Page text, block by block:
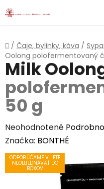
Prejsť
na
Domov
/ Čaje, bylinky, káva /
Oolong polofermentovaný
Milk
50 g
Priemerné
hodnotenie
produktu
Neohodnotené
Značka: BONTHÉ
ODPORÚČAME V LETE
NEOBJEDNÁVAŤ DO
BOXOV